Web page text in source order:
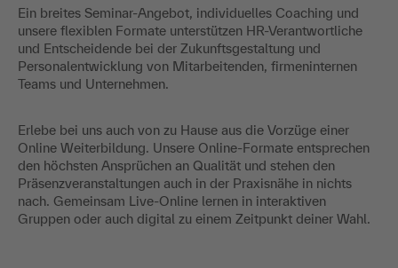
Ein breites Seminar-Angebot, individuelles Coaching und
unsere flexiblen Formate unterstützen HR-Verantwortliche
und Entscheidende bei der Zukunftsgestaltung und
Personalentwicklung von Mitarbeitenden, firmeninternen
Teams und Unternehmen.
Erlebe bei uns auch von zu Hause aus die Vorzüge einer
Online Weiterbildung. Unsere Online-Formate entsprechen
den höchsten Ansprüchen an Qualität und stehen den
Präsenzveranstaltungen auch in der Praxisnähe in nichts
nach. Gemeinsam Live-Online lernen in interaktiven
Gruppen oder auch digital zu einem Zeitpunkt deiner Wahl.